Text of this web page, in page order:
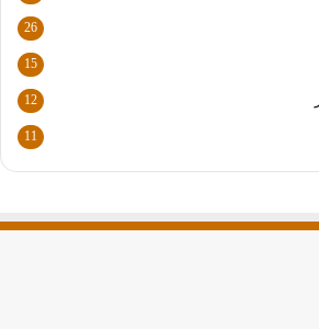
26
15
12
11